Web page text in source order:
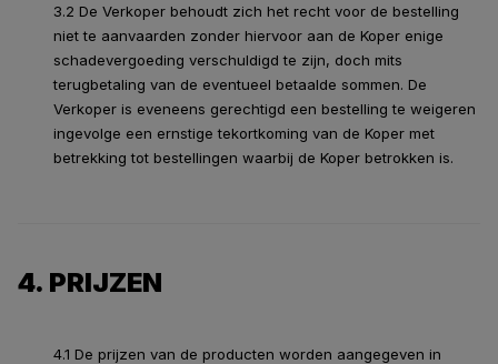
3.2 De Verkoper behoudt zich het recht voor de bestelling
niet te aanvaarden zonder hiervoor aan de Koper enige
schadevergoeding verschuldigd te zijn, doch mits
terugbetaling van de eventueel betaalde sommen. De
Verkoper is eveneens gerechtigd een bestelling te weigeren
ingevolge een ernstige tekortkoming van de Koper met
betrekking tot bestellingen waarbij de Koper betrokken is.
4. PRIJZEN
4.1 De prijzen van de producten worden aangegeven in